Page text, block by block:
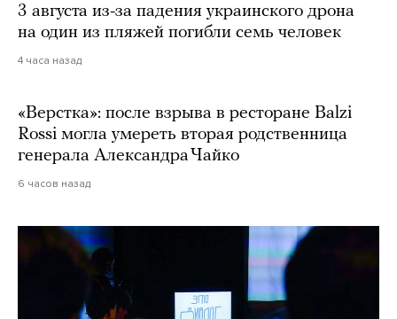
3 августа из-за падения украинского дрона
на один из пляжей погибли семь человек
4 часа назад
«Верстка»: после взрыва в ресторане Balzi
Rossi могла умереть вторая родственница
генерала Александра Чайко
6 часов назад